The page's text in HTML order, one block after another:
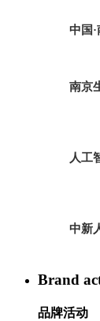
中国
南京
人工
中新
Brand
品牌活动